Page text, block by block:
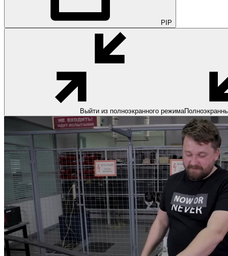
PIP
Выйти из полноэкранного режима